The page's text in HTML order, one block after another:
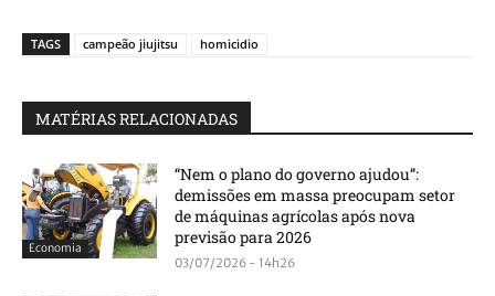
TAGS campeão jiujitsu homicidio
MATÉRIAS RELACIONADAS
Economia
“Nem o plano do governo ajudou”:
demissões em massa preocupam setor
de máquinas agrícolas após nova
previsão para 2026
03/07/2026 - 14h26